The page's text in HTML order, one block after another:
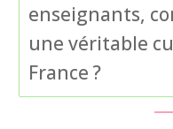
enseignants,
une véritable
France ?